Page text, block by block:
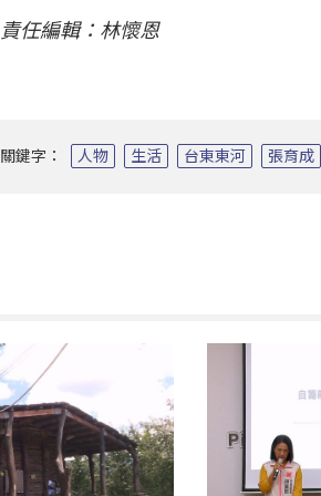
責任編輯：林懷恩
關鍵字： 人物 生活 台東東河 張育成